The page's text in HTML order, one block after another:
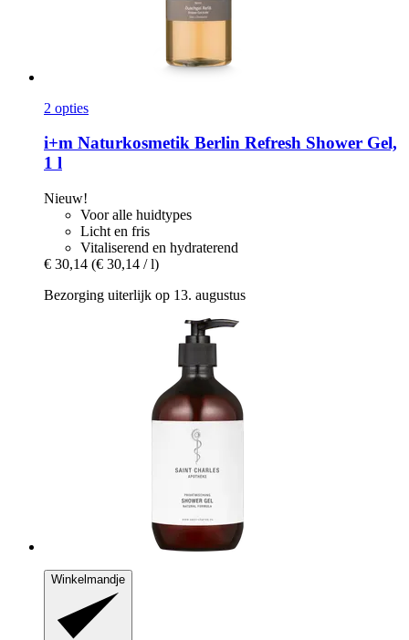
2 opties
i+m Naturkosmetik Berlin Refresh Shower Gel,
1 l
Nieuw!
Voor alle huidtypes
Licht en fris
Vitaliserend en hydraterend
€ 30,14 (€ 30,14 / l)
Bezorging uiterlijk op 13. augustus
Winkelmandje